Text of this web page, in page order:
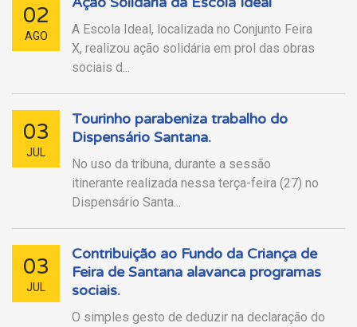
02
AGO
A Escola Ideal, localizada no Conjunto Feira
X, realizou ação solidária em prol das obras
sociais d...
03
JUL
Tourinho parabeniza trabalho do
Dispensário Santana.
No uso da tribuna, durante a sessão
itinerante realizada nessa terça-feira (27) no
Dispensário Santa...
03
JUL
Contribuição ao Fundo da Criança de
Feira de Santana alavanca programas
sociais.
O simples gesto de deduzir na declaração do